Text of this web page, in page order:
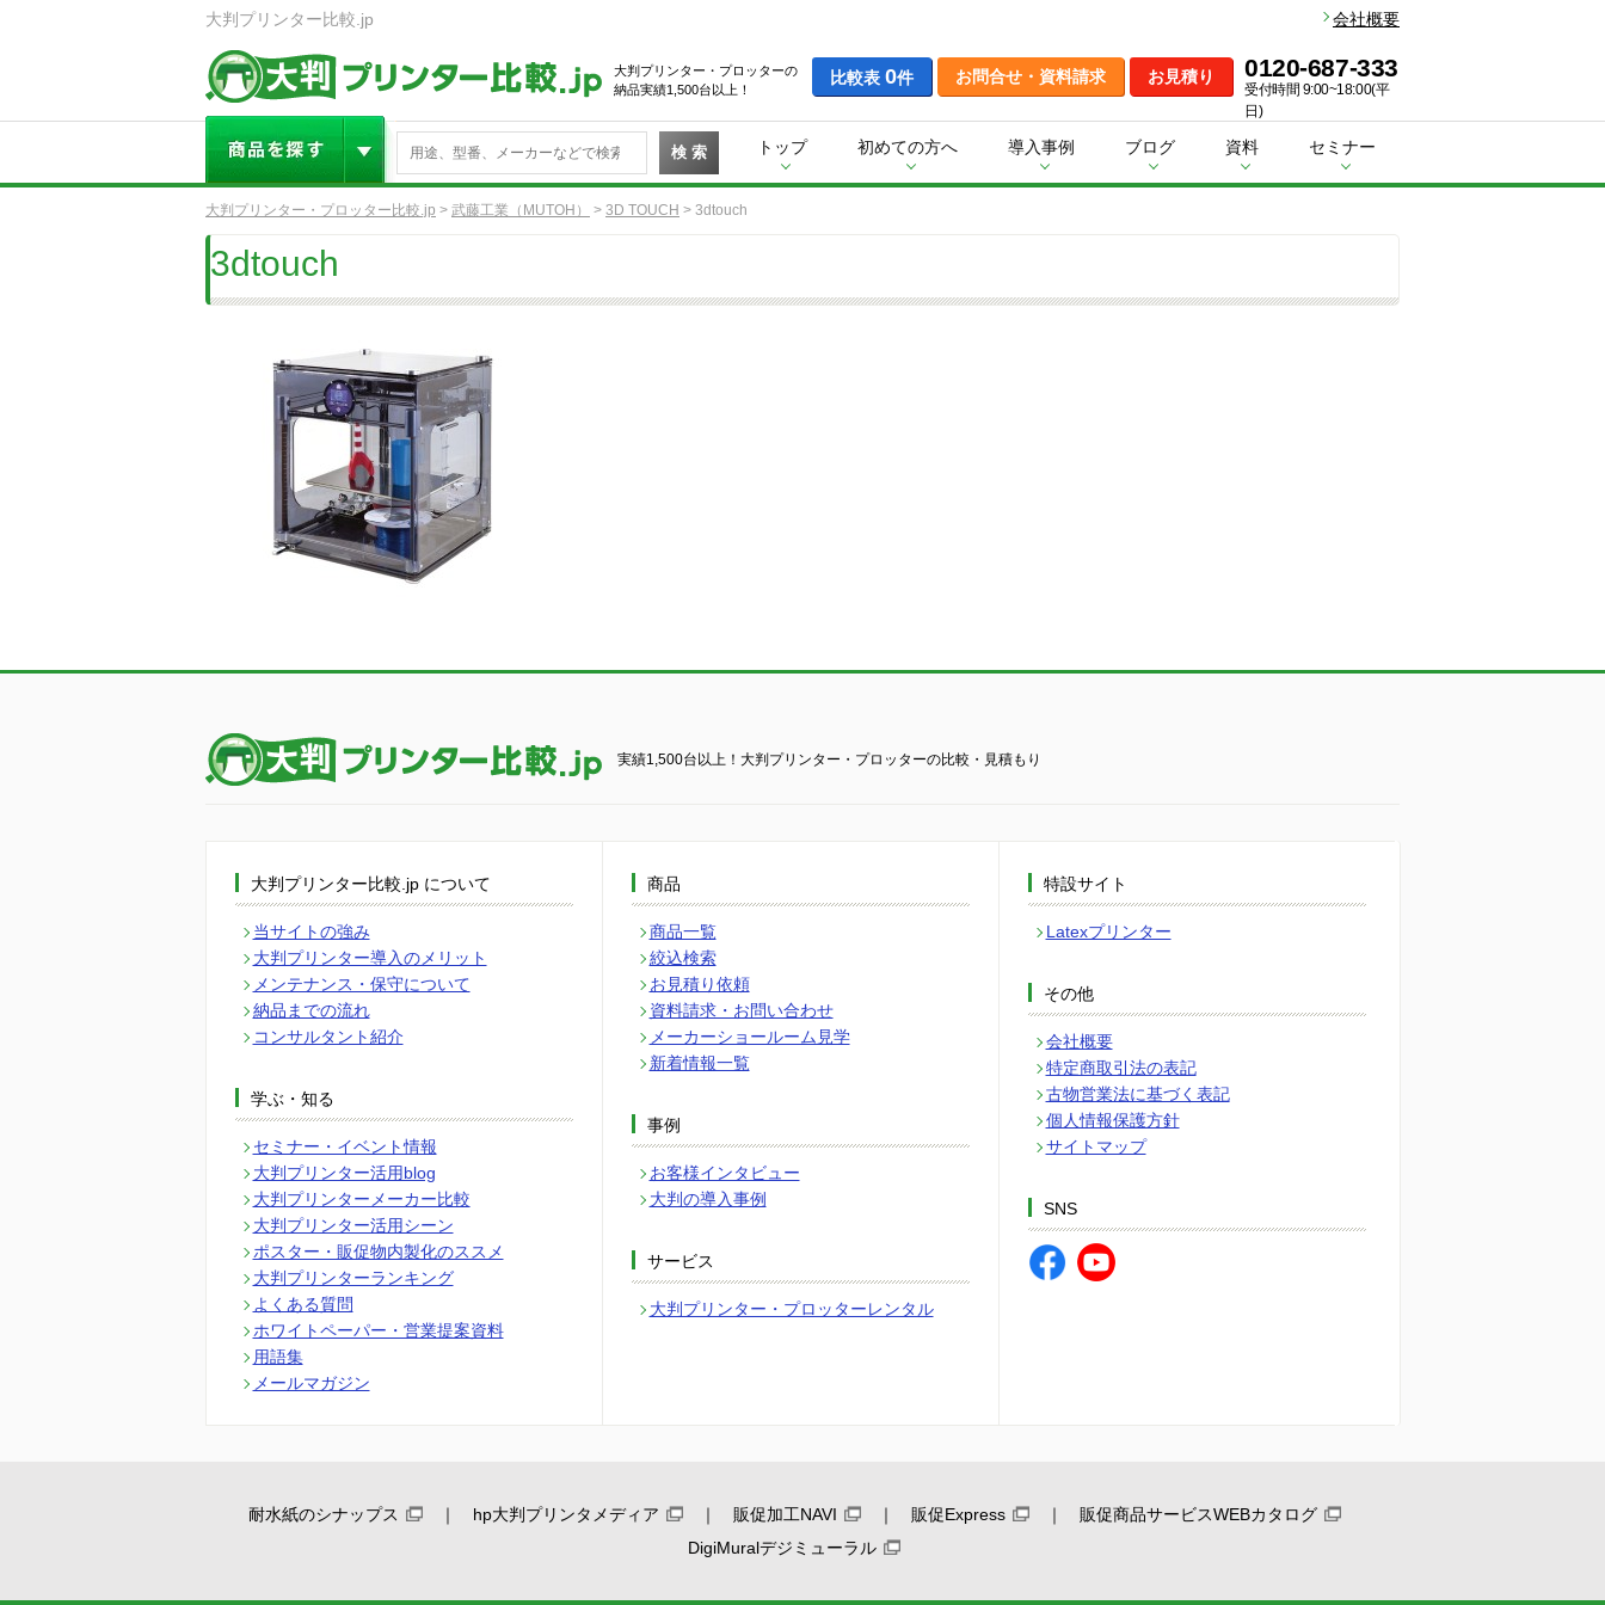
大判プリンター比較.jp 会社概要
大判プリンター・プロッターの
納品実績1,500台以上！
比較表 0件 お問合せ・資料請求 お見積り 0120-687-333
受付時間 9:00~18:00(平
日)
検 索 トップ 初めての方へ 導入事例 ブログ 資料 セミナー
大判プリンター・プロッター比較.jp > 武藤工業（MUTOH） > 3D TOUCH > 3dtouch
3dtouch
実績1,500台以上！大判プリンター・プロッターの比較・見積もり
大判プリンター比較.jp について
当サイトの強み
大判プリンター導入のメリット
メンテナンス・保守について
納品までの流れ
コンサルタント紹介
学ぶ・知る
セミナー・イベント情報
大判プリンター活用blog
大判プリンターメーカー比較
大判プリンター活用シーン
ポスター・販促物内製化のススメ
大判プリンターランキング
よくある質問
ホワイトペーパー・営業提案資料
用語集
メールマガジン
商品
商品一覧
絞込検索
お見積り依頼
資料請求・お問い合わせ
メーカーショールーム見学
新着情報一覧
事例
お客様インタビュー
大判の導入事例
サービス
大判プリンター・プロッターレンタル
特設サイト
Latexプリンター
その他
会社概要
特定商取引法の表記
古物営業法に基づく表記
個人情報保護方針
サイトマップ
SNS
耐水紙のシナップス hp大判プリンタメディア 販促加工NAVI 販促Express
販促商品サービスWEBカタログ
DigiMuralデジミューラル